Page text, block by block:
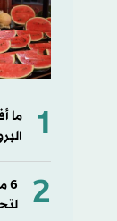
1
ما
2